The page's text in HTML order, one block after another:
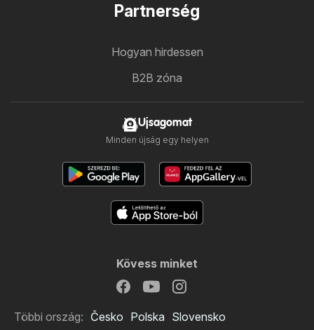
Partnerség
Hogyan hirdessen
B2B zóna
Ujsagomat
Minden újság egy helyen
Kövess minket
Többi ország: Česko Polska Slovensko